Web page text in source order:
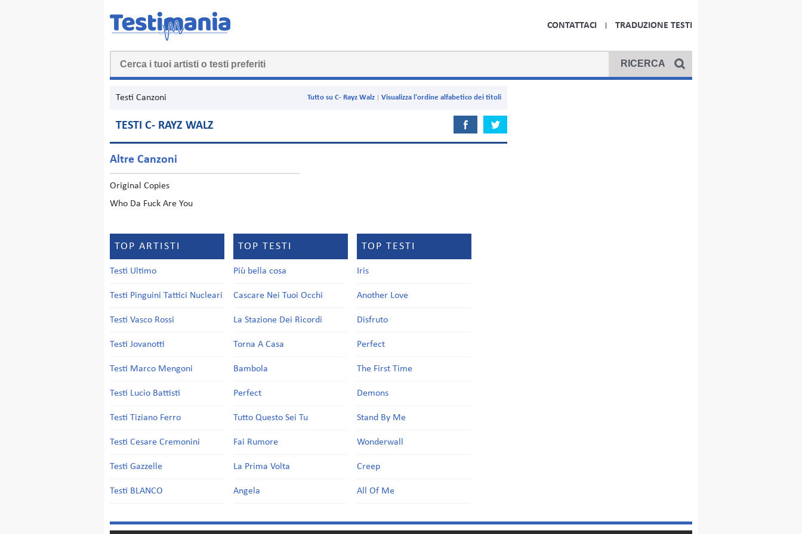
CONTATTACI TRADUZIONE TESTI
Testi Canzoni Visualizza l'ordine alfabetico dei titoli
Tutto su C- Rayz Walz
TESTI C- RAYZ WALZ
Altre Canzoni
Original Copies
Who Da Fuck Are You
TOP ARTISTI
Testi Ultimo
Testi Pinguini Tattici Nucleari
Testi Vasco Rossi
Testi Jovanotti
Testi Marco Mengoni
Testi Lucio Battisti
Testi Tiziano Ferro
Testi Cesare Cremonini
Testi Gazzelle
Testi BLANCO
TOP TESTI
Più bella cosa
Cascare Nei Tuoi Occhi
La Stazione Dei Ricordi
Torna A Casa
Bambola
Perfect
Tutto Questo Sei Tu
Fai Rumore
La Prima Volta
Angela
TOP TESTI
Iris
Another Love
Disfruto
Perfect
The First Time
Demons
Stand By Me
Wonderwall
Creep
All Of Me